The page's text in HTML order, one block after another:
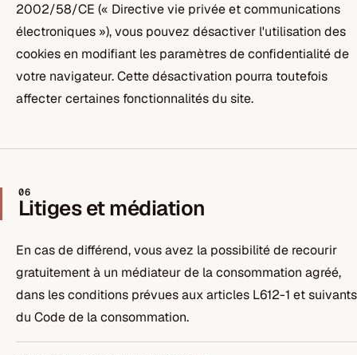
2002/58/CE (« Directive vie privée et communications
électroniques »), vous pouvez désactiver l'utilisation des
cookies en modifiant les paramètres de confidentialité de
votre navigateur. Cette désactivation pourra toutefois
affecter certaines fonctionnalités du site.
06
Litiges et médiation
En cas de différend, vous avez la possibilité de recourir
gratuitement à un médiateur de la consommation agréé,
dans les conditions prévues aux articles L612-1 et suivants
du Code de la consommation.